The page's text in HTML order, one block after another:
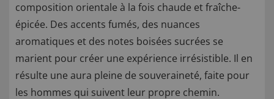
composition orientale à la fois chaude et fraîche-
épicée. Des accents fumés, des nuances
aromatiques et des notes boisées sucrées se
marient pour créer une expérience irrésistible. Il en
résulte une aura pleine de souveraineté, faite pour
les hommes qui suivent leur propre chemin.